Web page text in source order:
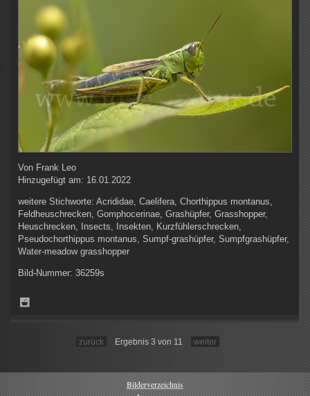
Von Frank Leo
Hinzugefügt am: 16.01.2022
weitere Stichworte: Acrididae, Caelifera, Chorthippus montanus,
Feldheuschrecken, Gomphocerinae, Grashüpfer, Grasshopper,
Heuschrecken, Insects, Insekten, Kurzfühlerschrecken,
Pseudochorthippus montanus, Sumpf-grashüpfer, Sumpfgrashüpfer,
Water-meadow grasshopper
Bild-Nummer: 36259s
zurück Ergebnis 3 von 11 weiter
Bilderverzeichnis